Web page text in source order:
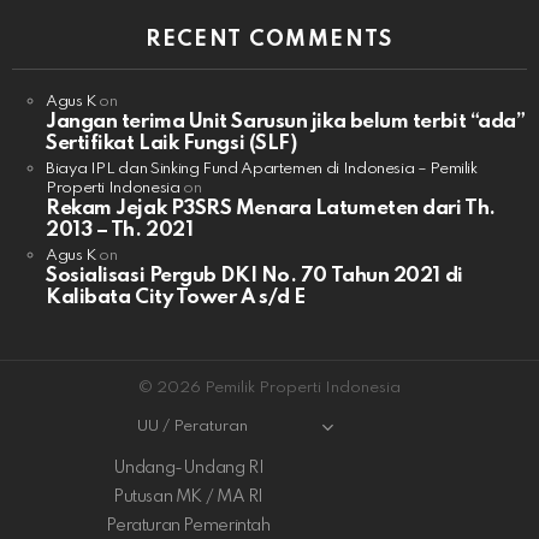
RECENT COMMENTS
Agus Kon
Jangan terima Unit Sarusun jika belum terbit “ada”
Sertifikat Laik Fungsi (SLF)
Biaya IPL dan Sinking Fund Apartemen di Indonesia – Pemilik
Properti Indonesia on
Rekam Jejak P3SRS Menara Latumeten dari Th.
2013 – Th. 2021
Agus Kon
Sosialisasi Pergub DKI No. 70 Tahun 2021 di
Kalibata City Tower A s/d E
© 2026 Pemilik Properti Indonesia
UU / Peraturan
Undang-Undang RI
Putusan MK / MA RI
Peraturan Pemerintah